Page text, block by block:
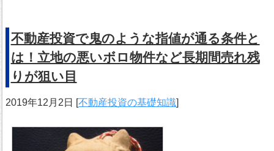
不動産投資で鬼のような指値が通る条件と
は！立地の悪いボロ物件など長期間売れ残
りが狙い目
2019年12月2日 [不動産投資の基礎知識]